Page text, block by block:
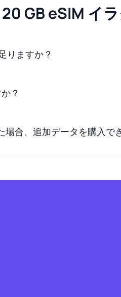
20 GB eSIM イ
りますか？
？
場合、追加データを購入で